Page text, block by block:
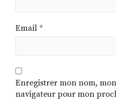
Email *
Enregistrer mon nom,
navigateur pour mon